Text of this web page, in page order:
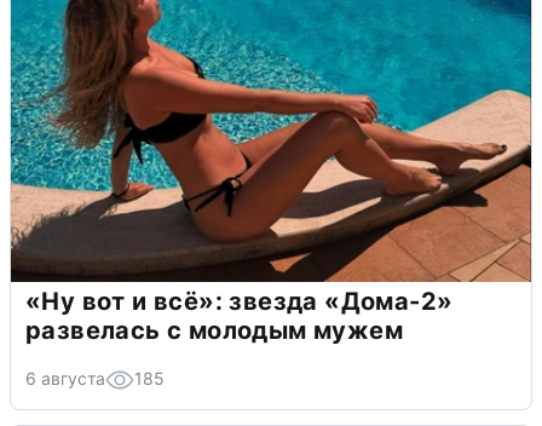
«Ну вот и всё»: звезда «Дома-2»
развелась с молодым мужем
6 августа 185